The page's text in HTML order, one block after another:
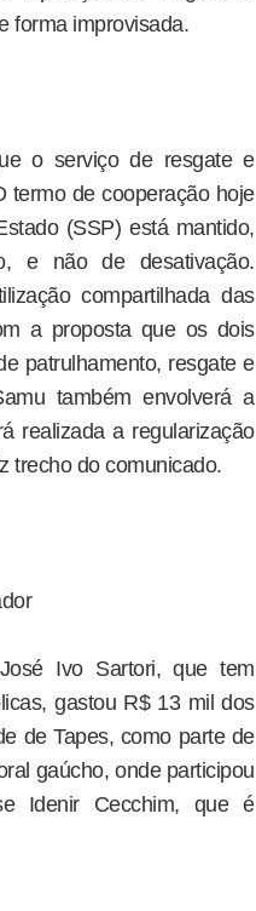
forma improvisada.
o serviço de resgate e
termo de cooperação hoje
(SSP) está mantido,
e não de desativação.
compartilhada das
a proposta que os dois
patrulhamento, resgate e
também envolverá a
realizada a regularização
trecho do comunicado.
Ivo Sartori, que tem
gastou R$ 13 mil dos
de Tapes, como parte de
gaúcho, onde participou
Idenir Cecchim, que é